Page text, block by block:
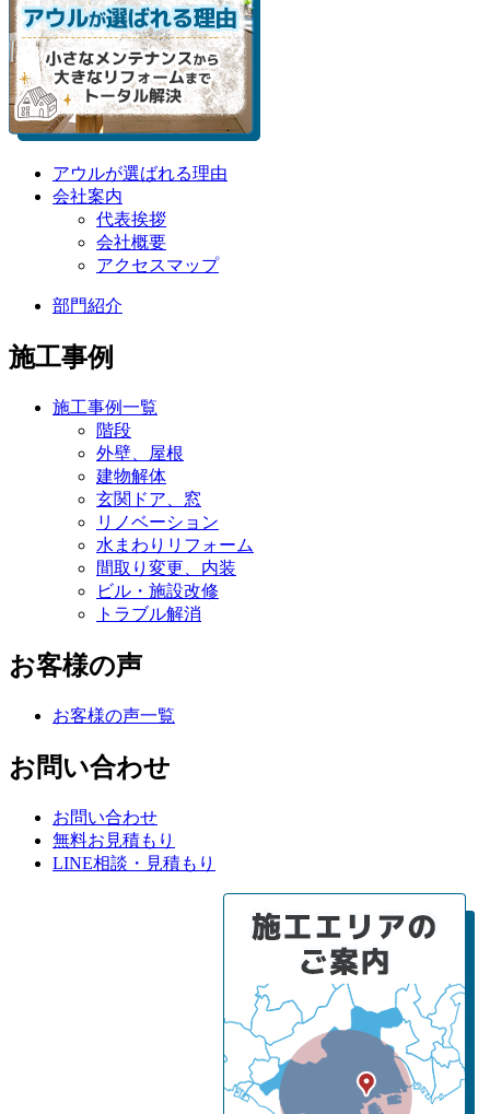
アウルが選ばれる理由
会社案内
代表挨拶
会社概要
アクセスマップ
部門紹介
施工事例
施工事例一覧
階段
外壁、屋根
建物解体
玄関ドア、窓
リノベーション
水まわりリフォーム
間取り変更、内装
ビル・施設改修
トラブル解消
お客様の声
お客様の声一覧
お問い合わせ
お問い合わせ
無料お見積もり
LINE相談・見積もり